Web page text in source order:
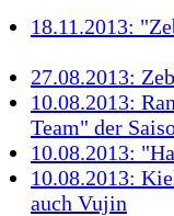
18.11.2013:
27.08.2013:
10.08.2013:
Team" der
10.08.2013:
10.08.2013:
auch Vujin